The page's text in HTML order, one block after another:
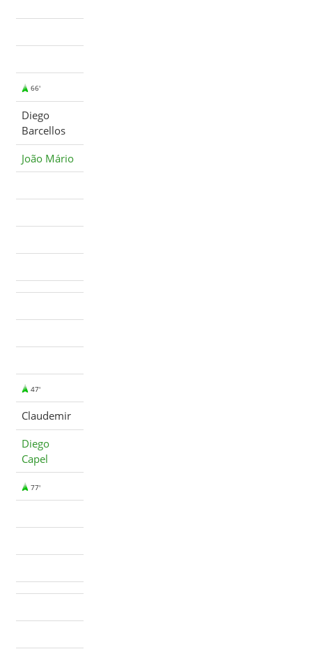
66'
Diego
Barcellos
João Mário
47'
Claudemir
Diego
Capel
77'